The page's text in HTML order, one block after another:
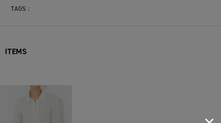
TAGS：
ITEMS